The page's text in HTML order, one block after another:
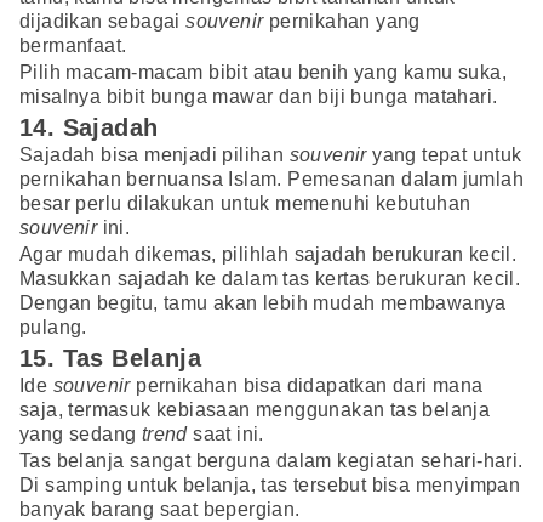
dijadikan sebagaisouvenirpernikahan yang
bermanfaat.
Pilih macam-macam bibit atau benih yang kamu suka,
misalnya bibit bunga mawar dan biji bunga matahari.
14. Sajadah
Sajadah bisa menjadi pilihan souveniryang tepat untuk
pernikahan bernuansa Islam. Pemesanan dalam jumlah
besar perlu dilakukan untuk memenuhi kebutuhan
souvenirini.
Agar mudah dikemas, pilihlah sajadah berukuran kecil.
Masukkan sajadah ke dalam tas kertas berukuran kecil.
Dengan begitu, tamu akan lebih mudah membawanya
pulang.
15. Tas Belanja
Ide souvenirpernikahan bisa didapatkan dari mana
saja, termasuk kebiasaan menggunakan tas belanja
yang sedang trendsaat ini.
Tas belanja sangat berguna dalam kegiatan sehari-hari.
Di samping untuk belanja, tas tersebut bisa menyimpan
banyak barang saat bepergian.